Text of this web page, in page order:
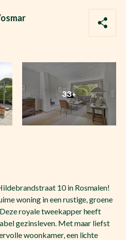
33+
10 in Rosmalen!
woning in een rustige, groene
royale tweekapper heeft
gezinsleven. Met maar liefst
woonkamer, een lichte